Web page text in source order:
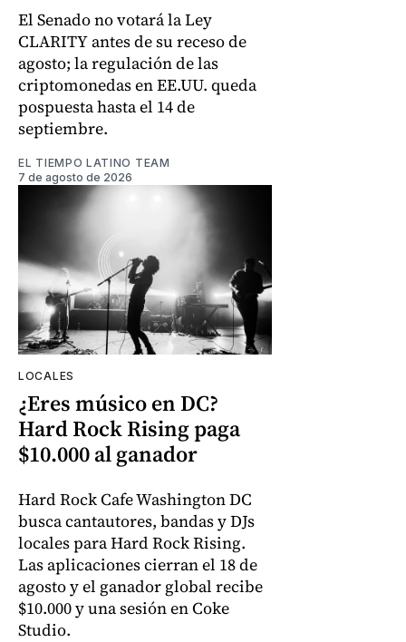
El Senado no votará la Ley
CLARITY antes de su receso de
agosto; la regulación de las
criptomonedas en EE.UU. queda
pospuesta hasta el 14 de
septiembre.
EL TIEMPO LATINO TEAM
7 de agosto de 2026
LOCALES
¿Eres músico en DC?
Hard Rock Rising paga
$10.000 al ganador
Hard Rock Cafe Washington DC
busca cantautores, bandas y DJs
locales para Hard Rock Rising.
Las aplicaciones cierran el 18 de
agosto y el ganador global recibe
$10.000 y una sesión en Coke
Studio.